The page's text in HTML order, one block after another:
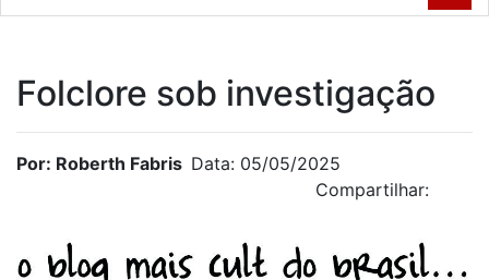
Folclore sob investigação
Por: Roberth Fabris Data: 05/05/2025
Compartilhar: